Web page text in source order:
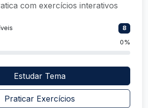
com exercícios interativos
8
0%
Estudar Tema
Praticar Exercícios